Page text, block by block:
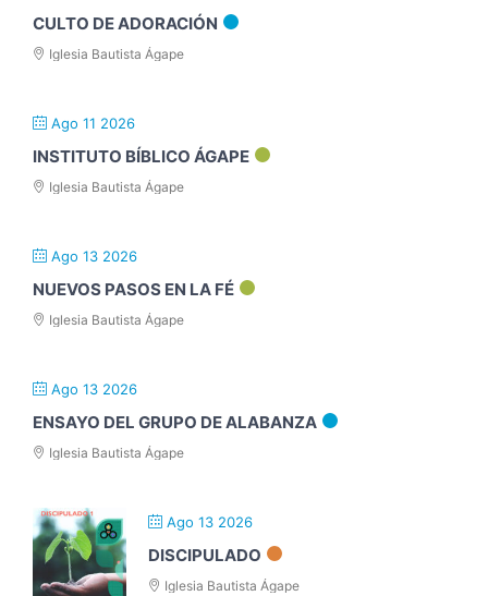
CULTO DE ADORACIÓN
Iglesia Bautista Ágape
Ago 11 2026
INSTITUTO BÍBLICO ÁGAPE
Iglesia Bautista Ágape
Ago 13 2026
NUEVOS PASOS EN LA FÉ
Iglesia Bautista Ágape
Ago 13 2026
ENSAYO DEL GRUPO DE ALABANZA
Iglesia Bautista Ágape
Ago 13 2026
DISCIPULADO
Iglesia Bautista Ágape